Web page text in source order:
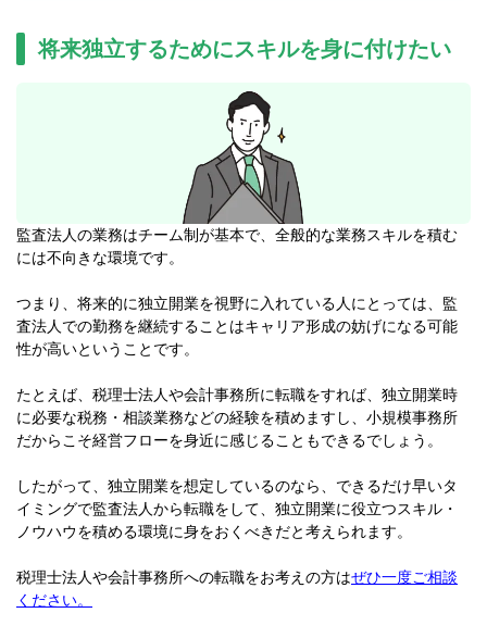
将来独立するためにスキルを身に付けたい
監査法人の業務はチーム制が基本で、全般的な業務スキルを積む
には不向きな環境です。
つまり、将来的に独立開業を視野に入れている人にとっては、監
査法人での勤務を継続することはキャリア形成の妨げになる可能
性が高いということです。
たとえば、税理士法人や会計事務所に転職をすれば、独立開業時
に必要な税務・相談業務などの経験を積めますし、小規模事務所
だからこそ経営フローを身近に感じることもできるでしょう。
したがって、独立開業を想定しているのなら、できるだけ早いタ
イミングで監査法人から転職をして、独立開業に役立つスキル・
ノウハウを積める環境に身をおくべきだと考えられます。
税理士法人や会計事務所への転職をお考えの方はぜひ一度ご相談
ください。